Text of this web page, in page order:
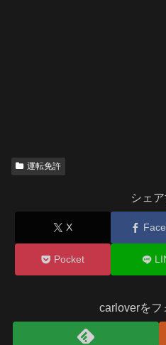
運転免許
シェ
X
Pocket
carloverをフ